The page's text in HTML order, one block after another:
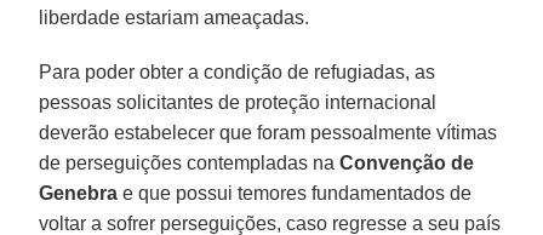
liberdade estariam ameaçadas.
Para poder obter a condição de refugiadas, as
pessoas solicitantes de proteção internacional
deverão estabelecer que foram pessoalmente vítimas
de perseguições contempladas na Convenção de
Genebra e que possui temores fundamentados de
voltar a sofrer perseguições, caso regresse a seu país